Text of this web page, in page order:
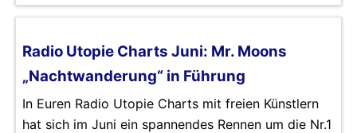
Radio Utopie Charts Juni: Mr. Moons
„Nachtwanderung“ in Führung
In Euren Radio Utopie Charts mit freien Künstlern
hat sich im Juni ein spannendes Rennen um die Nr.1